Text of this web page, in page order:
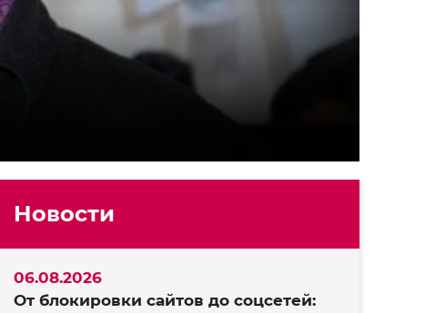
Новости
От блокировки сайтов до соцсетей:
06.08.2026